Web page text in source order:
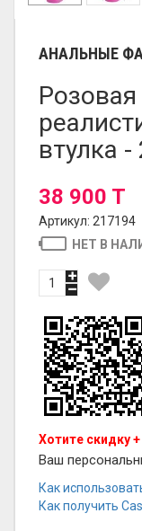
АНАЛЬНЫЕ
втулка
38 900 T
Артикул: 217194
НЕТ В
Хотите скидку
Ваш
Как
Как получить